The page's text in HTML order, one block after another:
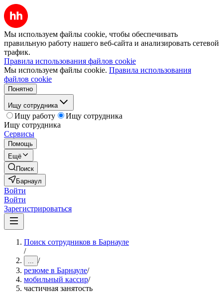
Мы используем файлы cookie, чтобы обеспечивать
правильную работу нашего веб-сайта и анализировать сетевой
трафик.
Правила использования файлов cookie
Мы используем файлы cookie. Правила использования
файлов cookie
Понятно
Ищу сотрудника
Ищу работу
Ищу сотрудника
Ищу сотрудника
Сервисы
Помощь
Ещё
Поиск
Барнаул
Войти
Войти
Зарегистрироваться
Поиск сотрудников в Барнауле
/
... /
резюме в Барнауле/
мобильный кассир/
частичная занятость